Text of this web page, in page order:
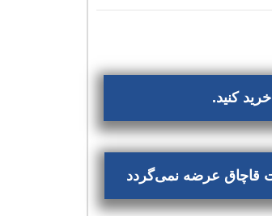
کنید.
قاچاق عرضه نمی‌گردد